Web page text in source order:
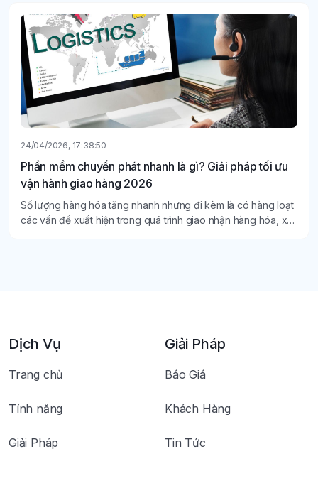
24/04/2026, 17:38:50
Phần mềm chuyển phát nhanh là gì? Giải pháp tối ưu
vận hành giao hàng 2026
Số lượng hàng hóa tăng nhanh nhưng đi kèm là có hàng loạt
các vấn đề xuất hiện trong quá trình giao nhận hàng hóa, xử
Dịch Vụ
Trang chủ
Tính năng
Giải Pháp
Giải Pháp
Báo Giá
Khách Hàng
Tin Tức